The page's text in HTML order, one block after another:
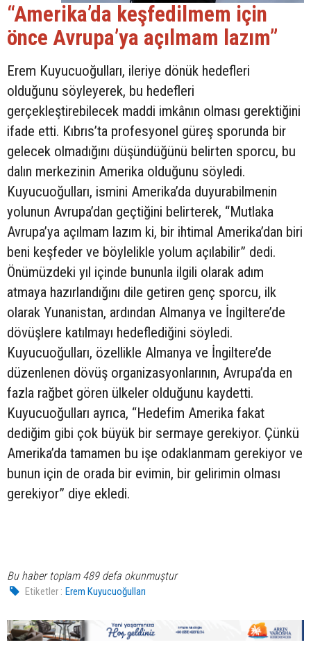
“Amerika’da keşfedilmem için
önce Avrupa’ya açılmam lazım”
Erem Kuyucuoğulları, ileriye dönük hedefleri
olduğunu söyleyerek, bu hedefleri
gerçekleştirebilecek maddi imkânın olması gerektiğini
ifade etti. Kıbrıs’ta profesyonel güreş sporunda bir
gelecek olmadığını düşündüğünü belirten sporcu, bu
dalın merkezinin Amerika olduğunu söyledi.
Kuyucuoğulları, ismini Amerika’da duyurabilmenin
yolunun Avrupa’dan geçtiğini belirterek, “Mutlaka
Avrupa’ya açılmam lazım ki, bir ihtimal Amerika’dan biri
beni keşfeder ve böylelikle yolum açılabilir” dedi.
Önümüzdeki yıl içinde bununla ilgili olarak adım
atmaya hazırlandığını dile getiren genç sporcu, ilk
olarak Yunanistan, ardından Almanya ve İngiltere’de
dövüşlere katılmayı hedeflediğini söyledi.
Kuyucuoğulları, özellikle Almanya ve İngiltere’de
düzenlenen dövüş organizasyonlarının, Avrupa’da en
fazla rağbet gören ülkeler olduğunu kaydetti.
Kuyucuoğulları ayrıca, “Hedefim Amerika fakat
dediğim gibi çok büyük bir sermaye gerekiyor. Çünkü
Amerika’da tamamen bu işe odaklanmam gerekiyor ve
bunun için de orada bir evimin, bir gelirimin olması
gerekiyor” diye ekledi.
Bu haber toplam 489 defa okunmuştur
Etiketler : Erem Kuyucuoğulları